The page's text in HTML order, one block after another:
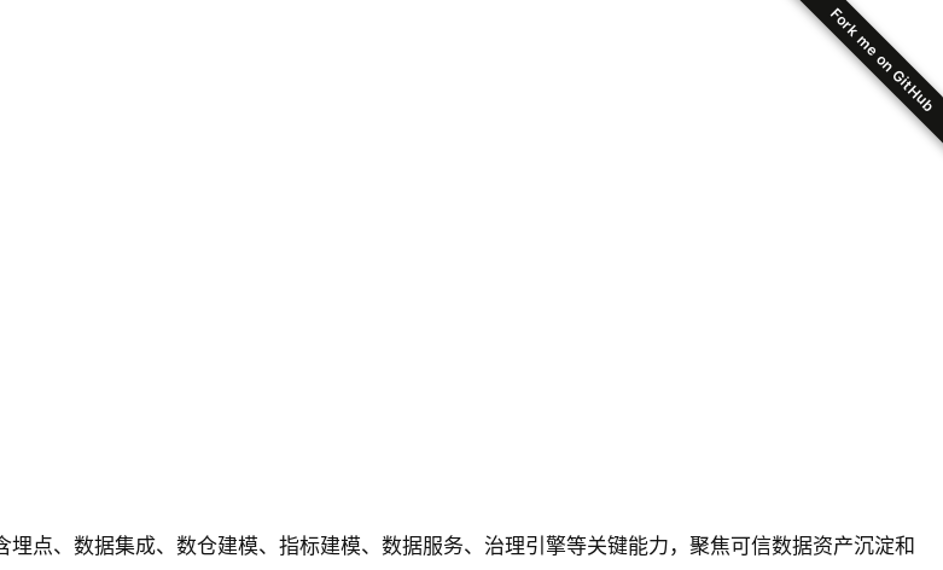
Fork me on GitHub
点、数据集成、数仓建模、指标建模、数据服务、治理引擎等关键能力，聚焦可信数据资产沉淀和